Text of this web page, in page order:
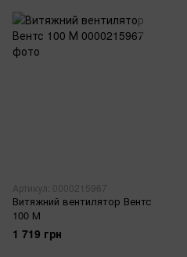
Артикул: 0000215967
Витяжний вентилятор Вентс
100 М
1 719 грн